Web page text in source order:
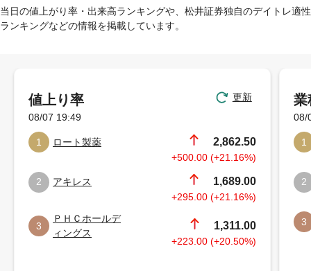
当日の値上がり率・出来高ランキングや、松井証券独自のデイトレ適性
ランキングなどの情報を掲載しています。